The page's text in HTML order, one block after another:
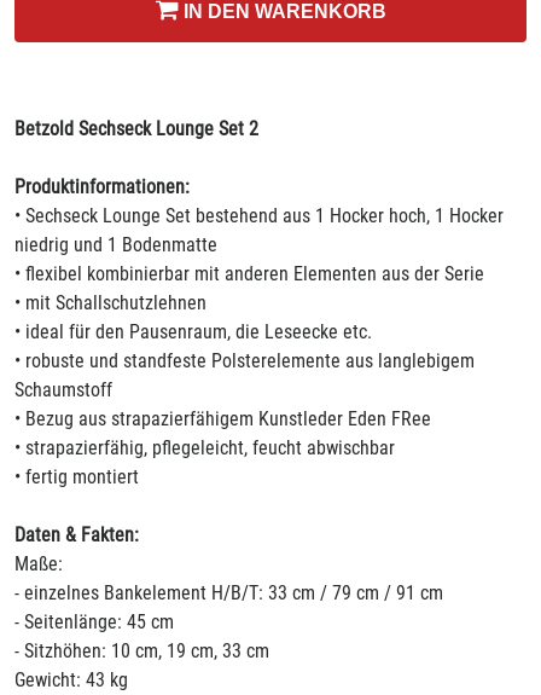
IN DEN WARENKORB
Betzold Sechseck Lounge Set 2
Produktinformationen:
• Sechseck Lounge Set bestehend aus 1 Hocker hoch, 1 Hocker
niedrig und 1 Bodenmatte
• flexibel kombinierbar mit anderen Elementen aus der Serie
• mit Schallschutzlehnen
• ideal für den Pausenraum, die Leseecke etc.
• robuste und standfeste Polsterelemente aus langlebigem
Schaumstoff
• Bezug aus strapazierfähigem Kunstleder Eden FRee
• strapazierfähig, pflegeleicht, feucht abwischbar
• fertig montiert
Daten & Fakten:
Maße:
- einzelnes Bankelement H/B/T: 33 cm / 79 cm / 91 cm
- Seitenlänge: 45 cm
- Sitzhöhen: 10 cm, 19 cm, 33 cm
Gewicht: 43 kg